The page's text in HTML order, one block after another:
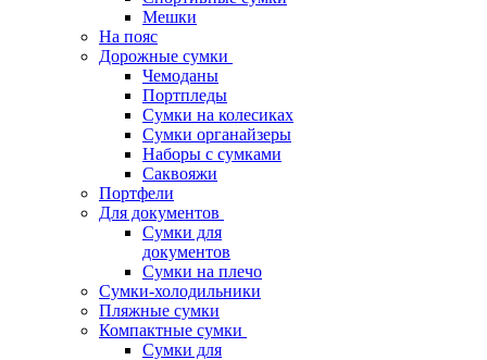
Мешки
На пояс
Дорожные сумки
Чемоданы
Портпледы
Сумки на колесиках
Сумки органайзеры
Наборы с сумками
Саквояжи
Портфели
Для документов
Сумки для
документов
Сумки на плечо
Сумки-холодильники
Пляжные сумки
Компактные сумки
Сумки для